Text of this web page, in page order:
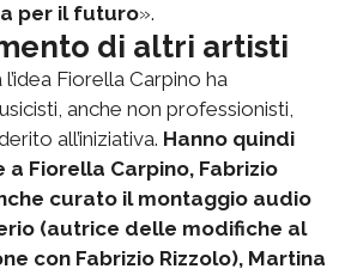
per il futuro».
di altri artisti
Fiorella Carpino ha
anche non professionisti,
all’iniziativa. Hanno quindi
Fiorella Carpino, Fabrizio
curato il montaggio audio
(autrice delle modifiche al
con Fabrizio Rizzolo), Martina